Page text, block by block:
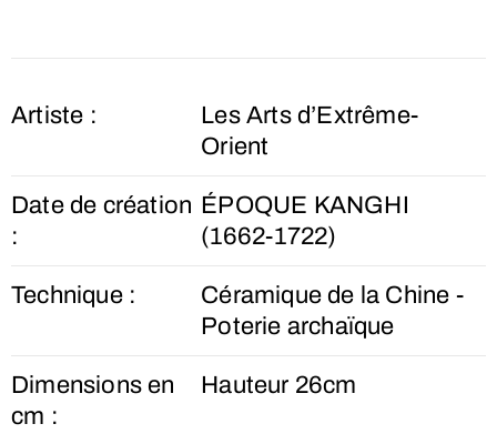
Artiste :
Les Arts d’Extrême-
Orient
Date de création
:
ÉPOQUE KANGHI
(1662-1722)
Technique :
Céramique de la Chine -
Poterie archaïque
Dimensions en
cm :
Hauteur 26cm